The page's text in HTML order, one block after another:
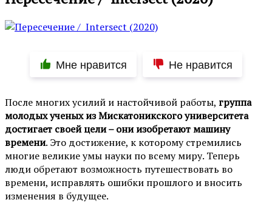
Мне нравится Не нравится
После многих усилий и настойчивой работы, группа
молодых ученых из Мискатоникского университета
достигает своей цели – они изобретают машину
времени. Это достижение, к которому стремились
многие великие умы науки по всему миру. Теперь
люди обретают возможность путешествовать во
времени, исправлять ошибки прошлого и вносить
изменения в будущее.